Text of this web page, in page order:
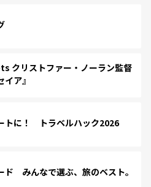
クリストファー・ノーラン監督
ア』
トに！ トラベルハック2026
ド みんなで選ぶ、旅のベスト。